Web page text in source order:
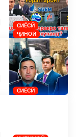
СИЁСӢ
ҶИНОӢ
СИЁСӢ